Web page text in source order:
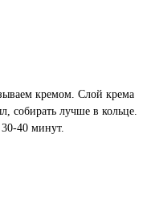
кремом. Слой крема
собирать лучше в кольце.
40 минут.